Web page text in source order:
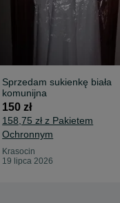
Sprzedam sukienkę biała
komunijna
150 zł
158,75 zł z Pakietem
Ochronnym
Krasocin
19 lipca 2026